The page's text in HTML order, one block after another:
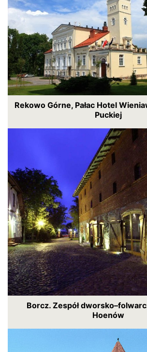
Rekowo Górne, Pałac Hotel
Puckiej
Borcz. Zespół
Hoenów